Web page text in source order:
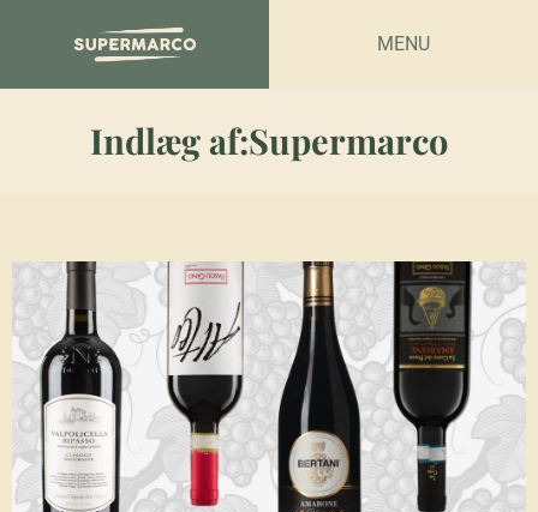
MENU
Indlæg af:Supermarco